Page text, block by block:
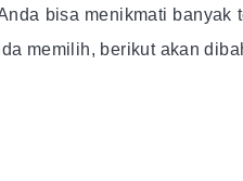
bisa menikmati banyak
memilih, berikut akan